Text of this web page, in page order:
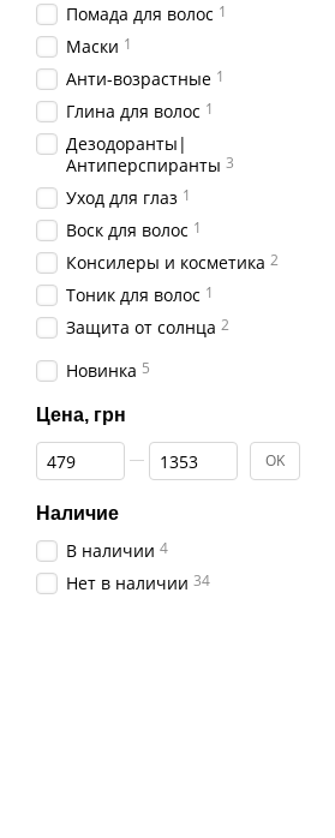
Помада для волос 1
Маски 1
Анти-возрастные 1
Глина для волос 1
Дезодоранты|
Антиперспиранты 3
Уход для глаз 1
Воск для волос 1
Консилеры и косметика 2
Тоник для волос 1
Защита от солнца 2
Новинка 5
Цена, грн
От Цена, грн
До Цена, грн OK
Наличие
В наличии 4
Нет в наличии 34